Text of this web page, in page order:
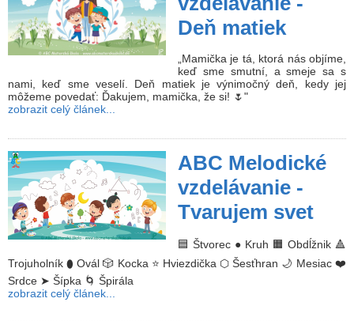
Deň matiek
„Mamička je tá, ktorá nás objíme,
keď sme smutní, a smeje sa s
nami, keď sme veselí. Deň matiek je výnimočný deň, kedy jej
môžeme povedať: Ďakujem, mamička, že si! 🌷"
zobrazit celý článek...
ABC Melodické
vzdelávanie -
Tvarujem svet
🟦 Štvorec ● Kruh 🟧 Obdĺžnik 🔺
Trojuholník ⬮ Ovál 🎲 Kocka ⭐ Hviezdička ⬡ Šesťhran 🌙 Mesiac ❤️
Srdce ➤ Šípka 🌀 Špirála
zobrazit celý článek...